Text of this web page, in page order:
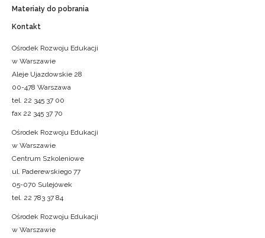
Materiały do pobrania
Kontakt
Ośrodek Rozwoju Edukacji
w Warszawie
Aleje Ujazdowskie 28
00-478 Warszawa
tel. 22 345 37 00
fax 22 345 37 70
Ośrodek Rozwoju Edukacji
w Warszawie
Centrum Szkoleniowe
ul. Paderewskiego 77
05-070 Sulejówek
tel. 22 783 37 84
Ośrodek Rozwoju Edukacji
w Warszawie